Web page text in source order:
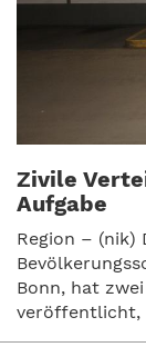
Zivile
Aufgabe
Region – (nik)
Bonn, hat
veröffentlicht,